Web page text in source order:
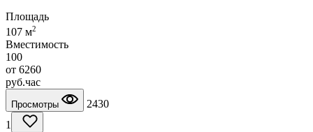
Площадь
107 м2
Вместимость
100
от 6260
руб.час
Просмотры
2430
1